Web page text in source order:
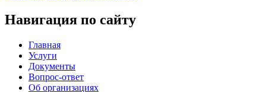
Навигация по сайту
Главная
Услуги
Документы
Вопрос-ответ
Об организациях